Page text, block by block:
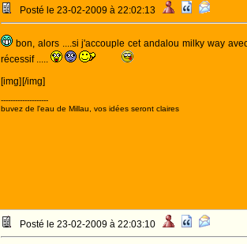
Posté le 23-02-2009 à 22:02:13
bon, alors ....si j'accouple cet andalou milky way
récessif .....
[img] [/img]
--------------------
buvez de l'eau de Millau, vos idées seront claires
Posté le 23-02-2009 à 22:03:10